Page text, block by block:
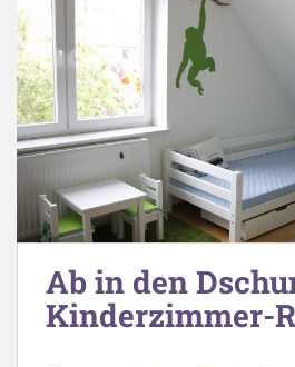
Ab in den
Kinderzimmer-